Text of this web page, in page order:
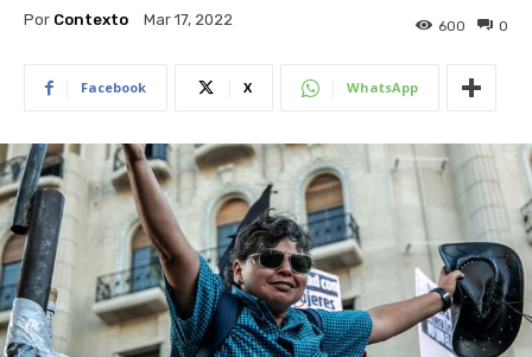
Por Contexto Mar 17, 2022 0
600
Facebook X WhatsApp